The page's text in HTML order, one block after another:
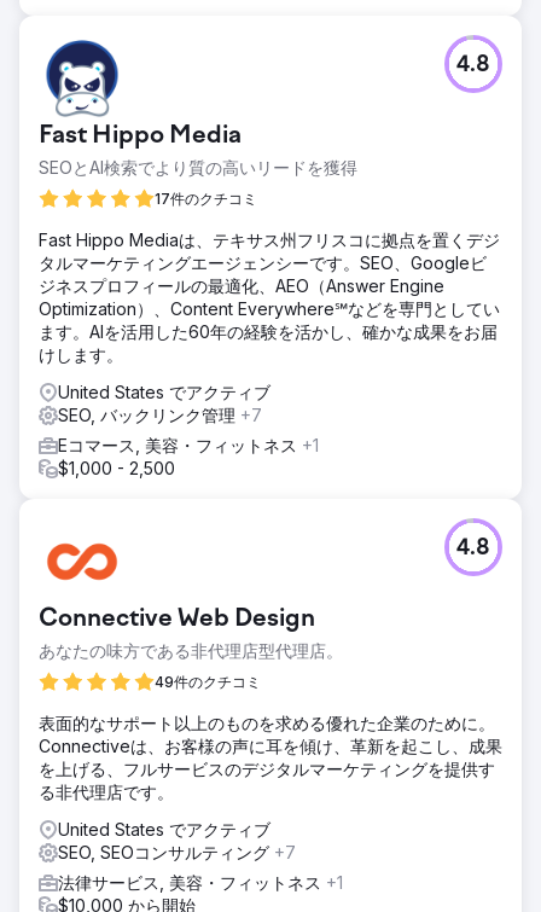
Fast Hippo Media
SEOとAI検索でより質の高いリードを獲得
17件のクチコミ
4.8
Fast Hippo Mediaは、テキサス州フリスコに拠点を置くデジ
タルマーケティングエージェンシーです。SEO、Googleビ
ジネスプロフィールの最適化、AEO（Answer Engine
Optimization）、Content Everywhere℠などを専門としてい
ます。AIを活用した60年の経験を活かし、確かな成果をお届
けします。
United States でアクティブ
SEO, バックリンク管理 +7
Eコマース, 美容・フィットネス +1
$1,000 - 2,500
Connective Web Design
あなたの味方である非代理店型代理店。
49件のクチコミ
4.8
表面的なサポート以上のものを求める優れた企業のために。
Connectiveは、お客様の声に耳を傾け、革新を起こし、成果
を上げる、フルサービスのデジタルマーケティングを提供す
る非代理店です。
United States でアクティブ
SEO, SEOコンサルティング +7
法律サービス, 美容・フィットネス +1
$10,000 から開始